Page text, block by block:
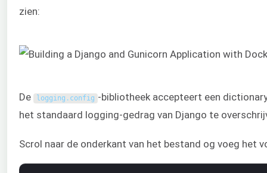
zien:
De logging . config -bibliotheek accepteert een
het standaard logging-gedrag van Django te
Scrol naar de onderkant van het bestand og voeg